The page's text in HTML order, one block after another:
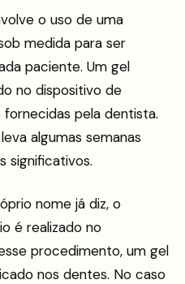
o uso de uma
medida para ser
paciente. Um gel
no dispositivo de
pela dentista.
algumas semanas
significativos.
nome já diz, o
é realizado no
procedimento, um gel
nos dentes. No caso